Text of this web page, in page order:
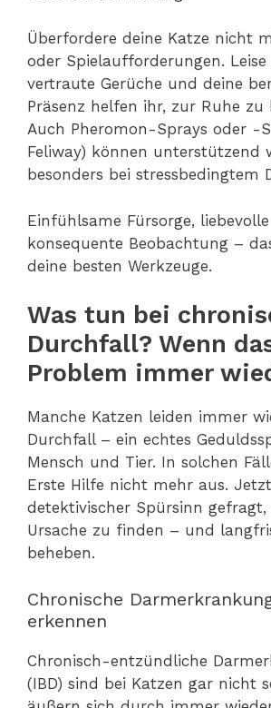
Überfordere deine Katze nicht
oder Spielaufforderungen. Leise
vertraute Gerüche und deine
Präsenz helfen ihr, zur Ruhe zu
Auch Pheromon-Sprays oder -
Feliway) können unterstützend
besonders bei stressbedingtem
Einfühlsame Fürsorge,
konsequente Beobachtung –
deine besten Werkzeuge.
Was tun bei
Durchfall? Wenn
Problem immer
Manche Katzen leiden immer
Durchfall – ein echtes
Mensch und Tier. In solchen
Erste Hilfe nicht mehr aus.
detektivischer Spürsinn
Ursache zu finden – und
beheben.
Chronische
erkennen
Chronisch-entzündliche
(IBD) sind bei Katzen gar nicht